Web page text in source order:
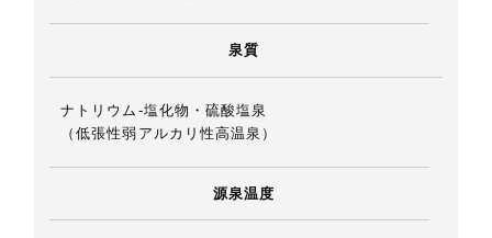
泉質
ナトリウム-塩化物・硫酸塩泉
（低張性弱アルカリ性高温泉）
源泉温度